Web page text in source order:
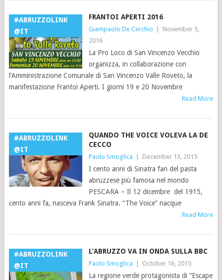
#ABRUZZOLINK
@IT
FRANTOI APERTI 2016
Giampaolo De Cerchio
November 5,
2016
La Pro Loco di San Vincenzo Vecchio
organizza, in collaborazione con
l’Amministrazione Comunale di San Vincenzo Valle Roveto, la
manifestazione Frantoi Aperti. I giorni 19 e 20 Novembre
Read More
#ABRUZZOLINK
@IT
QUANDO THE VOICE VOLEVA LA DE
CECCO
Paolo Smoglica December 13, 2015
I cento anni di Sinatra fan del pasta
abruzzese più famosa nel mondo
PESCARA – Il 12 dicembre del 1915,
cento anni fa, nasceva Frank Sinatra. “The Voice” nacque
Read More
#ABRUZZOLINK
@IT
L’ABRUZZO VA IN ONDA SULLA BBC
Paolo Smoglica October 16, 2015
La regione verde protagonista di “Escape